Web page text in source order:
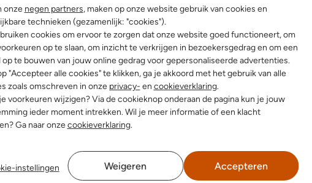
onze negen partners, maken op onze website gebruik van cookies en
technieken (gezamenlijk: "cookies").
cookies om ervoor te zorgen dat onze website goed functioneert, om
op te slaan, om inzicht te verkrijgen in bezoekersgedrag en om een
op te bouwen van jouw online gedrag voor gepersonaliseerde advertenties.
"Accepteer alle cookies" te klikken, ga je akkoord met het gebruik van alle
zoals omschreven in onze privacy- en cookieverklaring.
voorkeuren wijzigen? Via de cookieknop onderaan de pagina kun je jouw
ieder moment intrekken. Wil je meer informatie of een klacht
Ga naar onzecookieverklaring.
instellingen Weigeren Accepteren